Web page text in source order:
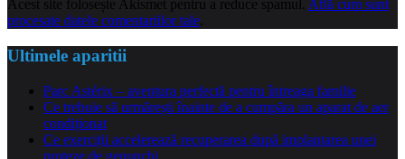
Acest site folosește Akismet pentru a reduce spamul. Află cum sunt
procesate datele comentariilor tale
Ultimele aparitii
Parc Astérix – aventura perfectă pentru întreaga familie
Ce trebuie să urmărești înainte de a cumpăra un aparat de aer
condiționat
Ce exerciții accelerează recuperarea după implantarea unei
proteze de genunchi